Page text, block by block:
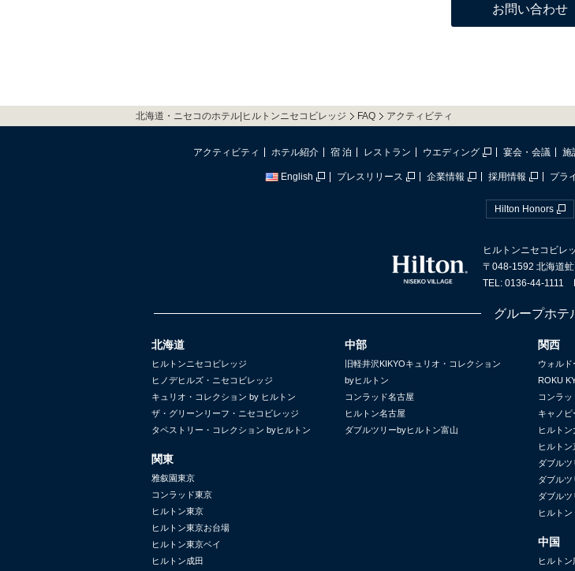
お問い合わせ
北海道・ニセコのホテル|ヒルトンニセコビレッジ FAQ アクティビティ
アクティビティ ホテル紹介 宿 泊 レストラン ウエディング 宴会・会議 施
English プレスリリース 企業情報 採用情報 プラ
Hilton Honors
ヒルトンニセコビレ
〒048-1592 北海道
TEL: 0136-44-1111
グループホテ
北海道
ヒルトンニセコビレッジ
ヒノデヒルズ・ニセコビレッジ
キュリオ・コレクション by ヒルトン
ザ・グリーンリーフ・ニセコビレッジ
タペストリー・コレクション byヒルトン
関東
雅叙園東京
コンラッド東京
ヒルトン東京
ヒルトン東京お台場
ヒルトン東京ベイ
ヒルトン成田
中部
旧軽井沢KIKYOキュリオ・コレクション
byヒルトン
コンラッド名古屋
ヒルトン名古屋
ダブルツリーbyヒルトン富山
関西
ウォルド
ROKU
コンラッ
キャノ
ヒルトン
ヒルトン
ダブル
ダブル
ダブル
ヒルト
中国
ヒルトン